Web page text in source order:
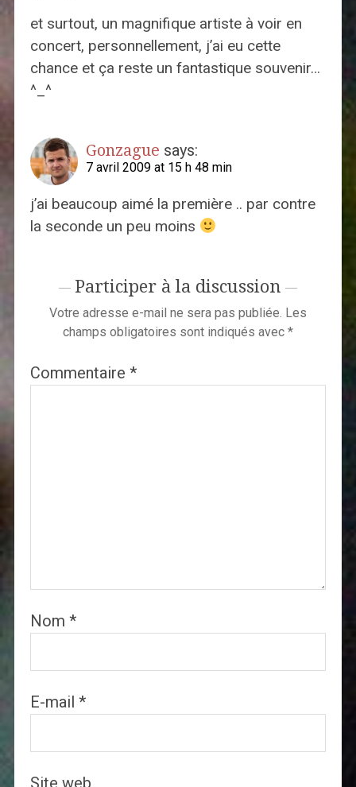
et surtout, un magnifique artiste à voir en
concert, personnellement, j’ai eu cette
chance et ça reste un fantastique souvenir…
^_^
Gonzague says:
7 avril 2009 at 15 h 48 min
j’ai beaucoup aimé la première .. par contre
la seconde un peu moins
Participer à la discussion
Votre adresse e-mail ne sera pas publiée. Les
champs obligatoires sont indiqués avec *
Commentaire *
Nom *
E-mail *